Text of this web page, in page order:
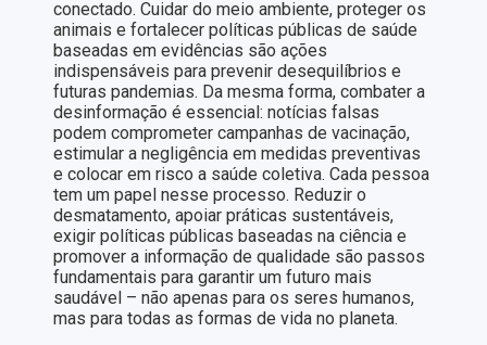
conectado. Cuidar do meio ambiente, proteger os
animais e fortalecer políticas públicas de saúde
baseadas em evidências são ações
indispensáveis para prevenir desequilíbrios e
futuras pandemias. Da mesma forma, combater a
desinformação é essencial: notícias falsas
podem comprometer campanhas de vacinação,
estimular a negligência em medidas preventivas
e colocar em risco a saúde coletiva. Cada pessoa
tem um papel nesse processo. Reduzir o
desmatamento, apoiar práticas sustentáveis,
exigir políticas públicas baseadas na ciência e
promover a informação de qualidade são passos
fundamentais para garantir um futuro mais
saudável – não apenas para os seres humanos,
mas para todas as formas de vida no planeta.